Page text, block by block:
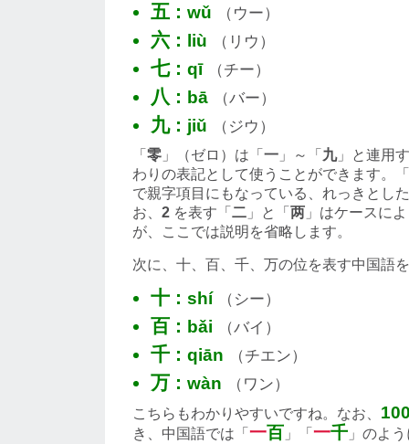
五 : wǔ （ウー）
六 : liù （リウ）
七 : qī （チー）
八 : bā （バー）
九 : jiǔ （ジウ）
「 零 」（ゼロ）は「 一 」～「 九」と連用
わりの表記として使うことができます。「
で親字項目にもなっている、れっきとし
お、 2 を表す「 二 」と「 两 」はケースに
が、ここでは説明を省略します。
次に、十、百、千、万の位を表す中国語
十 : shí （シー）
百 : bǎi （バイ）
千 : qiān （チエン）
万 : wàn （ワン）
こちらもわかりやすいですね。なお、
き、中国語では「 一百 」「 一千 」のよ